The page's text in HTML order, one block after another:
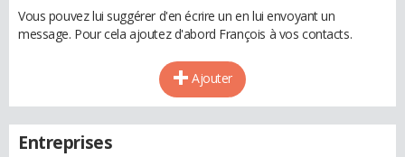
Vous pouvez lui suggérer d'en écrire un en lui envoyant un
message. Pour cela ajoutez d'abord François à vos contacts.
Ajouter
Entreprises